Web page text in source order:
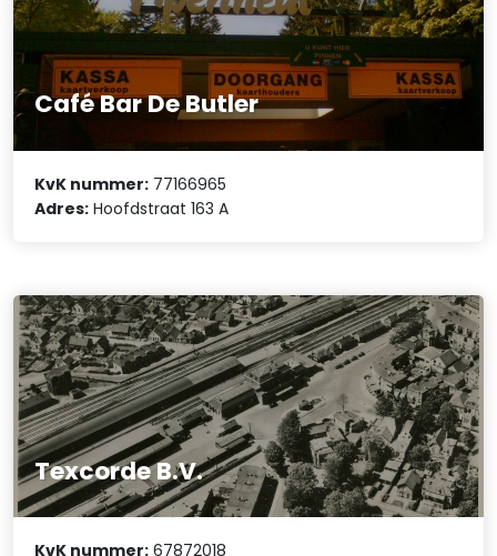
Café Bar De Butler
KvK nummer: 77166965
Adres: Hoofdstraat 163 A
Texcorde B.V.
KvK nummer: 67872018